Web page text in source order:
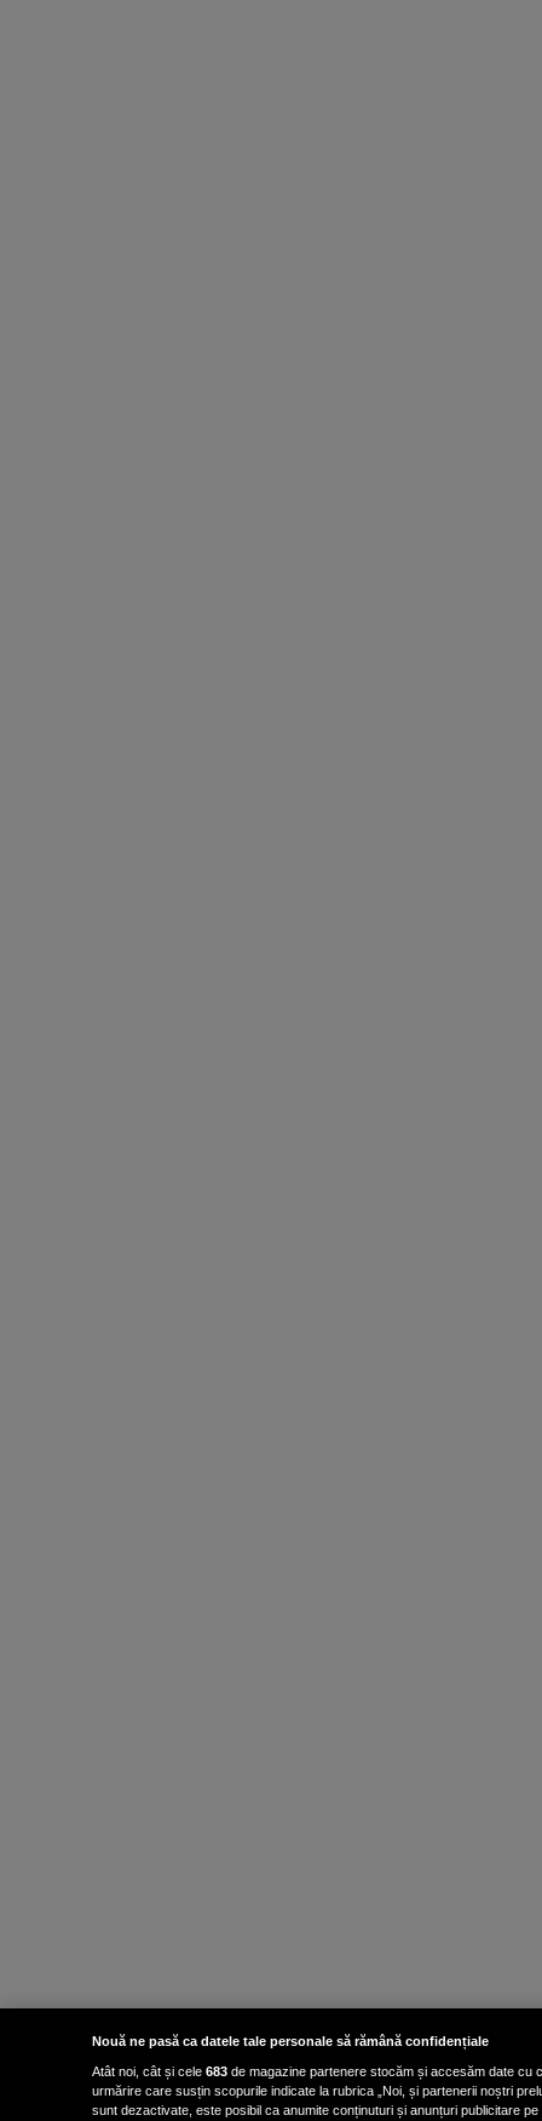
Nouă ne pasă ca datele tale personale să rămână confidențiale
Atât noi, cât și cele 683 de magazine partenere stocăm și accesăm date cu
urmărire care susțin scopurile indicate la rubrica „Noi, și partenerii noștri
sunt dezactivate, este posibil ca anumite conținuturi și anunțuri publicitare